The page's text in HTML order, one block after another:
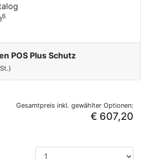
6
POS Plus Schutz
Gesamtpreis inkl. gewählter Optionen:
€ 607,20